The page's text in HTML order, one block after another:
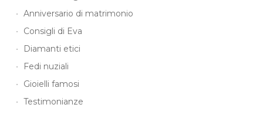
Anniversario di matrimonio
Consigli di Eva
Diamanti etici
Fedi nuziali
Gioielli famosi
Testimonianze